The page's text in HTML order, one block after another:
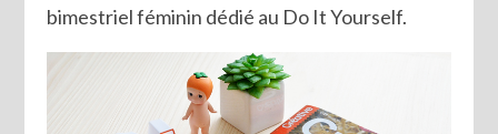
bimestriel féminin dédié au Do It Yourself.